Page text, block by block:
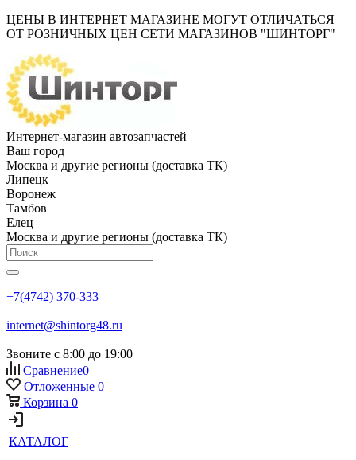
ЦЕНЫ В ИНТЕРНЕТ МАГАЗИНЕ МОГУТ ОТЛИЧАТЬСЯ
ОТ РОЗНИЧНЫХ ЦЕН СЕТИ МАГАЗИНОВ "ШИНТОРГ"
Интернет-магазин автозапчастей
Ваш город
Москва и другие регионы (доставка ТК)
Липецк
Воронеж
Тамбов
Елец
Москва и другие регионы (доставка ТК)
+7(4742) 370-333
internet@shintorg48.ru
Звоните с 8:00 до 19:00
Сравнение0
Отложенные 0
Корзина 0
КАТАЛОГ